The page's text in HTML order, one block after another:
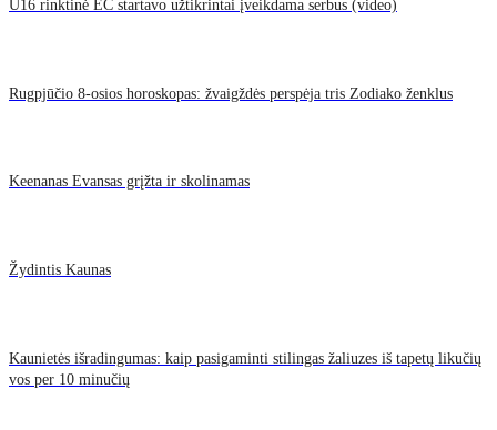
U16 rinktinė EČ startavo užtikrintai įveikdama serbus (video)
Rugpjūčio 8-osios horoskopas: žvaigždės perspėja tris Zodiako ženklus
Keenanas Evansas grįžta ir skolinamas
Žydintis Kaunas
Kaunietės išradingumas: kaip pasigaminti stilingas žaliuzes iš tapetų likučių
vos per 10 minučių